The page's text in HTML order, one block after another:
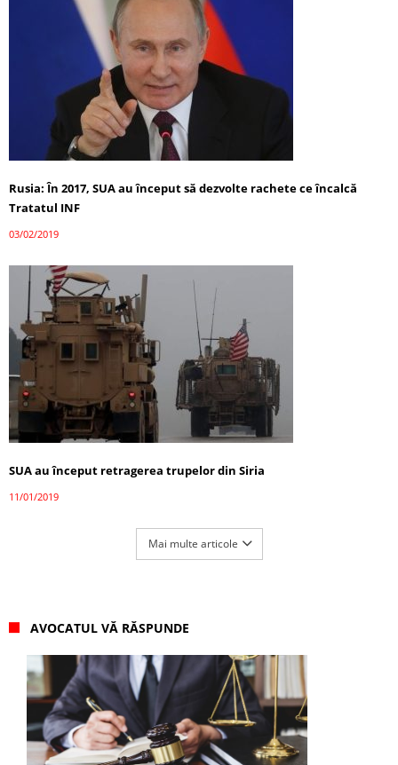
Rusia: În 2017, SUA au început să dezvolte rachete ce încalcă
Tratatul INF
03/02/2019
SUA au început retragerea trupelor din Siria
11/01/2019
Mai multe articole
AVOCATUL VĂ RĂSPUNDE